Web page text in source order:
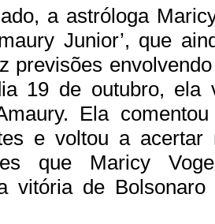
a astróloga
Junior’, que
previsões
19 de outubro, ela
Ela
e voltou a acertar
que Maricy
vitória de